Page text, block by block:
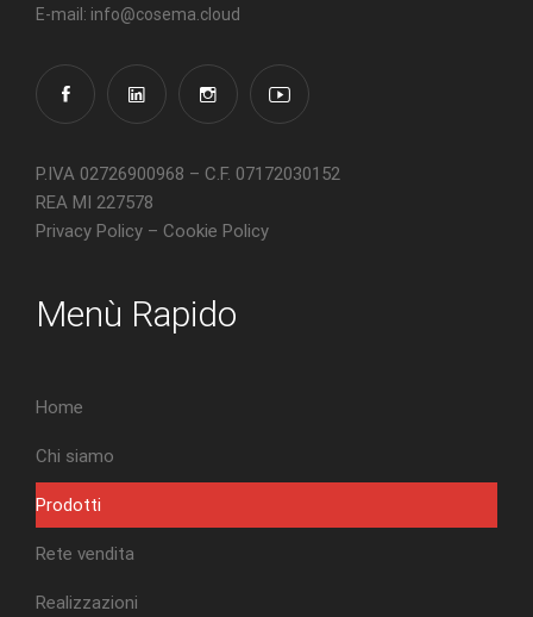
E-mail: info@cosema.cloud
P.IVA 02726900968 – C.F. 07172030152
REA MI 227578
Privacy Policy – Cookie Policy
Menù Rapido
Home
Chi siamo
Prodotti
Rete vendita
Realizzazioni